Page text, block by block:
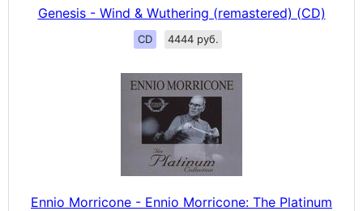
Genesis - Wind & Wuthering (remastered) (CD)
CD 4444 руб.
Ennio Morricone - Ennio Morricone: The Platinum